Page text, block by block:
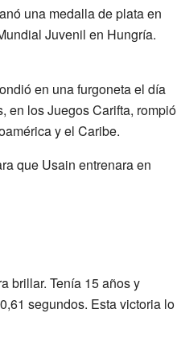
una medalla de plata en
Juvenil en Hungría.
en una furgoneta el día
en los Juegos Carifta, rompió
y el Caribe.
que Usain entrenara en
brillar. Tenía 15 años y
segundos. Esta victoria lo